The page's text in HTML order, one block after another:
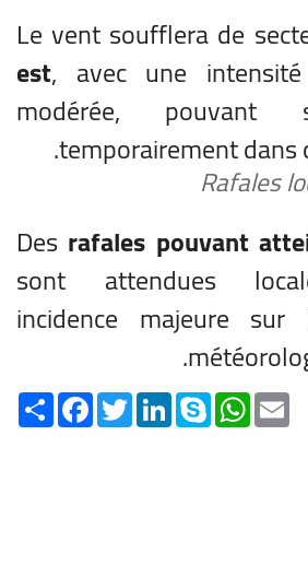
Le vent soufflera de
est, avec une intensité
modérée, pouvant
temporairement dans
Rafales
Des rafales pouvant
sont attendues
incidence majeure sur
Share FacebookTwitterLinkedInSkype